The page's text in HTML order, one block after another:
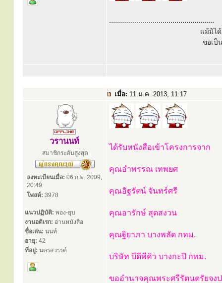
.....................................................
แม้มิได้
ขอเป็
เมื่อ: 11 ม.ค. 2013, 11:17
วรานนท์
สมาชิกระดับสูงสุด
ลงทะเบียนเมื่อ: 06 ก.พ. 2009,
20:49
โพสต์: 3978
แนวปฏิบัติ: พอง-ยุบ
งานอดิเรก: อ่านหนังสือ
ชื่อเล่น: นนท์
อายุ: 42
ที่อยู่: นครสวรรค์
ได้รับหนังสือเข้าโครงการจาก
คุณอำพรรณ เทพยศ
คุณอิฐรัตน์ จันทร์ศรี
คุณอารักษ์ สุดสงวน
คุณฐิยาภา บางพลัด กทม.
บริษัท บีดีพีคิว บางกะปิ กทม.
ขออำนาจคุณพระศรีรัตนตรัยจง